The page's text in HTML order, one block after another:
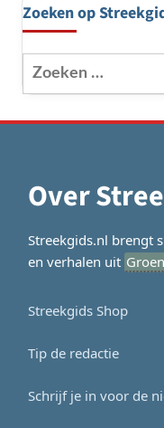
Zoeken op
Zoeken
naar:
Over
Streekgids.nl brengt
en verhalen uit
Streekgids Shop
Tip de redactie
Schrijf je in voor de